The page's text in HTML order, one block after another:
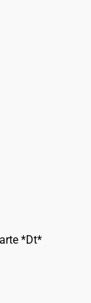
*Dt*